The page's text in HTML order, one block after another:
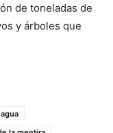
de toneladas de
y árboles que
agua